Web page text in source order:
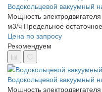
Водокольцевой вакуумный
Мощность
м3/ч Предельное
Цена по запросу
Рекомендуем
Водокольцевой вакуумный
Мощность